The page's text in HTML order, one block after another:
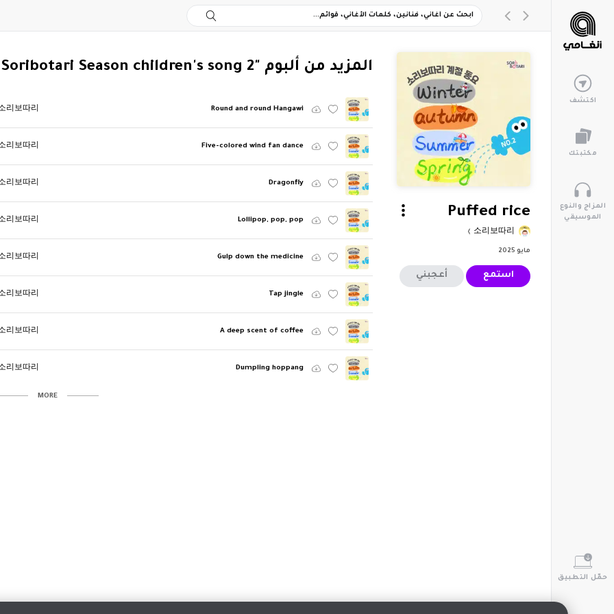
اكتشف
مكتبتك
المزاج والنوع
الموسيقي
حمّل التطبيق
Puffed rice
소리보따리
مايو 2025
استمع أعجبني
‏المزيد من ألبوم "Soribotari Season children's song 2"
Round and round Hangawi
리보따리
Five-colored wind fan dance
리보따리
Dragonfly
리보따리
Lollipop, pop, pop
리보따리
Gulp down the medicine
리보따리
Tap jingle
리보따리
A deep scent of coffee
리보따리
Dumpling hoppang
리보따리
MORE